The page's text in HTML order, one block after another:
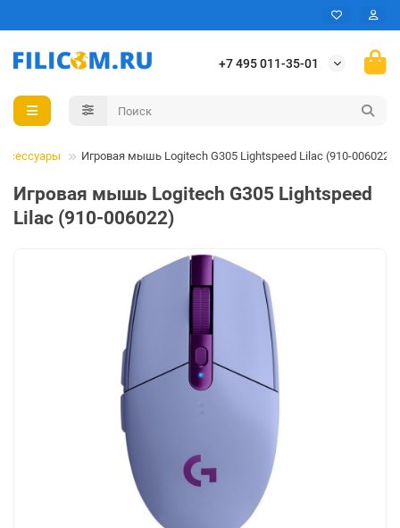
+7 495 011-35-01
Игровая мышь Logitech G305 Lightspeed Lilac (910-006022)
Игровая мышь Logitech G305 Lightspeed
Lilac (910-006022)